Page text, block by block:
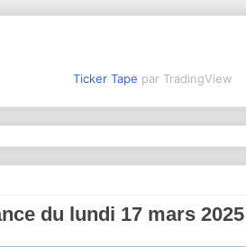
Ticker Tape par TradingView
du lundi 17 mars 2025